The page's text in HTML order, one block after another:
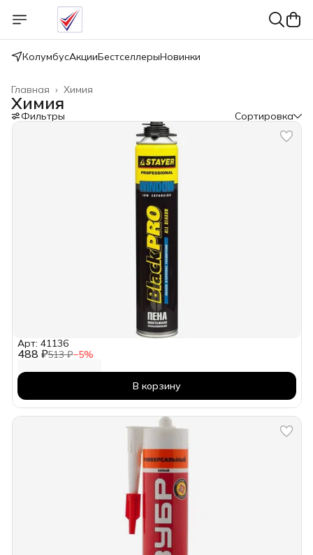
КолумбусАкцииБестселлерыНовинки
Химия
Главная ›
Химия
Фильтры Сортировка
488 ₽513 ₽−5%
Арт: 41136
В корзину